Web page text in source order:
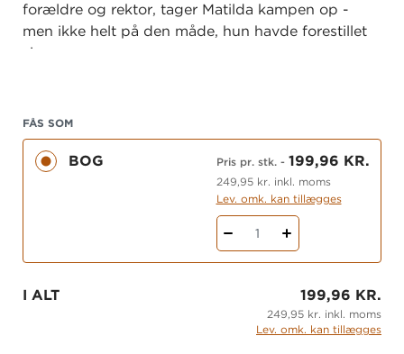
forældre og rektor, tager Matilda kampen op -
men ikke helt på den måde, hun havde forestillet
sig.
nyoversat til denne bogudgave.
FÅS SOM
BOG Pris pr. stk.- 199,96 KR.
249,95 kr. inkl. moms
Lev. omk. kan tillægges
1
I ALT 199,96 KR.
249,95 kr. inkl. moms
Lev. omk. kan tillægges